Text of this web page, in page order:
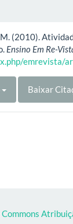
(2010).
Ensino Em Re-
emrevista/
Baixar